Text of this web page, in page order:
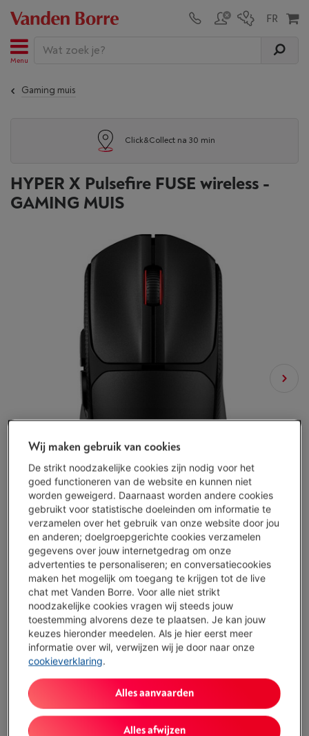
Menu
Gaming muis
Click&Collect na 30 min
HYPER X Pulsefire FUSE wireless -
GAMING MUIS
Morgen geleverd-Bekijk voorraad
€ 49,99
Koop nu
Vergelijken
Wij maken gebruik van cookies
De strikt noodzakelijke cookies zijn nodig voor het
goed functioneren van de website en kunnen niet
worden geweigerd. Daarnaast worden andere cookies
gebruikt voor statistische doeleinden om informatie te
verzamelen over het gebruik van onze website door jou
en anderen; doelgroepgerichte cookies verzamelen
gegevens over jouw internetgedrag om onze
advertenties te personaliseren; en conversatiecookies
maken het mogelijk om toegang te krijgen tot de live
chat met Vanden Borre. Voor alle niet strikt
noodzakelijke cookies vragen wij steeds jouw
toestemming alvorens deze te plaatsen. Je kan jouw
keuzes hieronder meedelen. Als je hier eerst meer
informatie over wil, verwijzen wij je door naar onze
cookieverklaring.
Alles afwijzen
Alles aanvaarden